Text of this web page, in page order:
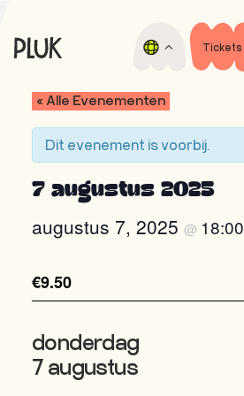
de
de
Nacht
film
festival
Tickets
« Alle Evenementen
Dit evenement is voorbij.
7 augustus 2025
augustus 7, 2025 @ 18:00
€9.50
donderdag
7 augustus